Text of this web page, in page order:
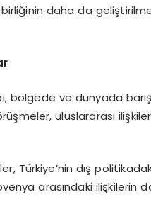
birliğinin daha da
bölgede ve dünyada
uluslararası
Türkiye’nin dış
arasındaki ilişkilerin